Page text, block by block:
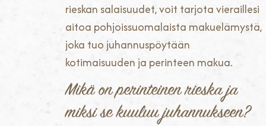
rieskan salaisuudet, voit tarjota vieraillesi
aitoa pohjoissuomalaista makuelämystä,
joka tuo juhannuspöytään
kotimaisuuden ja perinteen makua.
Mikä on perinteinen rieska ja
miksi se kuuluu juhannukseen?